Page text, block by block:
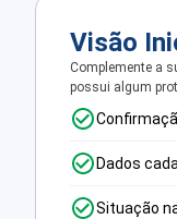
Visão
Complemente a
possui algum
Dados
Situação